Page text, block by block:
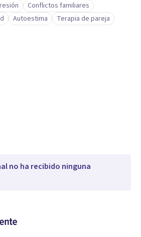
Conflictos familiares
Autoestima Terapia de pareja
no ha recibido ninguna